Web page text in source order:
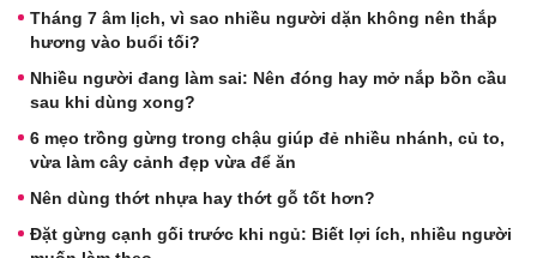
Tháng 7 âm lịch, vì sao nhiều người dặn không nên thắp
hương vào buổi tối?
Nhiều người đang làm sai: Nên đóng hay mở nắp bồn cầu
sau khi dùng xong?
6 mẹo trồng gừng trong chậu giúp đẻ nhiều nhánh, củ to,
vừa làm cây cảnh đẹp vừa để ăn
Nên dùng thớt nhựa hay thớt gỗ tốt hơn?
Đặt gừng cạnh gối trước khi ngủ: Biết lợi ích, nhiều người